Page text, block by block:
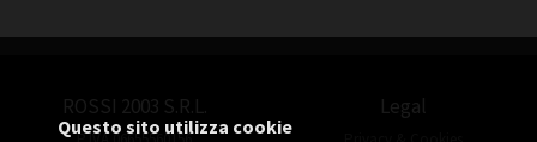
ROSSI 2003 S.R.L. Legal
Questo sito utilizza cookie